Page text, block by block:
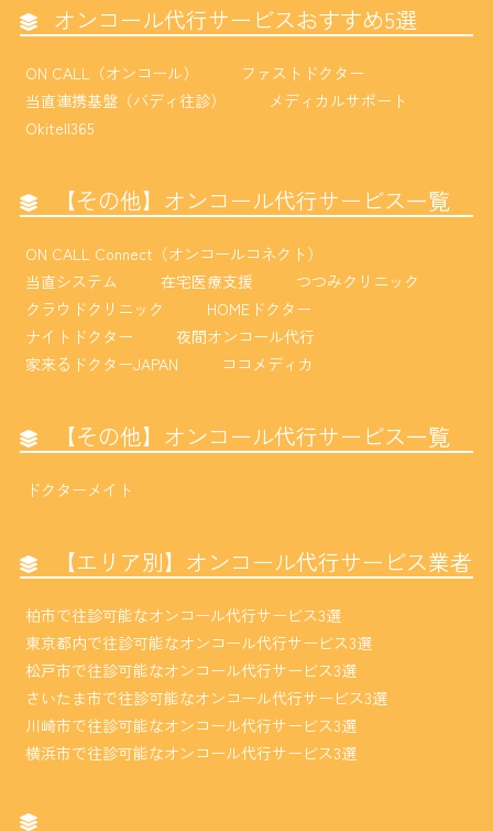
オンコール代行サービスおすすめ5選
ON CALL（オンコール）
ファストドクター
当直連携基盤（バディ往診）
メディカルサポート
Okitell365
【その他】オンコール代行サービス一覧
ON CALL Connect（オンコールコネクト）
当直システム
在宅医療支援
つつみクリニック
クラウドクリニック
HOMEドクター
ナイトドクター
夜間オンコール代行
家来るドクターJAPAN
ココメディカ
【その他】オンコール代行サービス一覧
ドクターメイト
【エリア別】オンコール代行サービス業者
柏市で往診可能なオンコール代行サービス3選
東京都内で往診可能なオンコール代行サービス3選
松戸市で往診可能なオンコール代行サービス3選
さいたま市で往診可能なオンコール代行サービス3選
川崎市で往診可能なオンコール代行サービス3選
横浜市で往診可能なオンコール代行サービス3選